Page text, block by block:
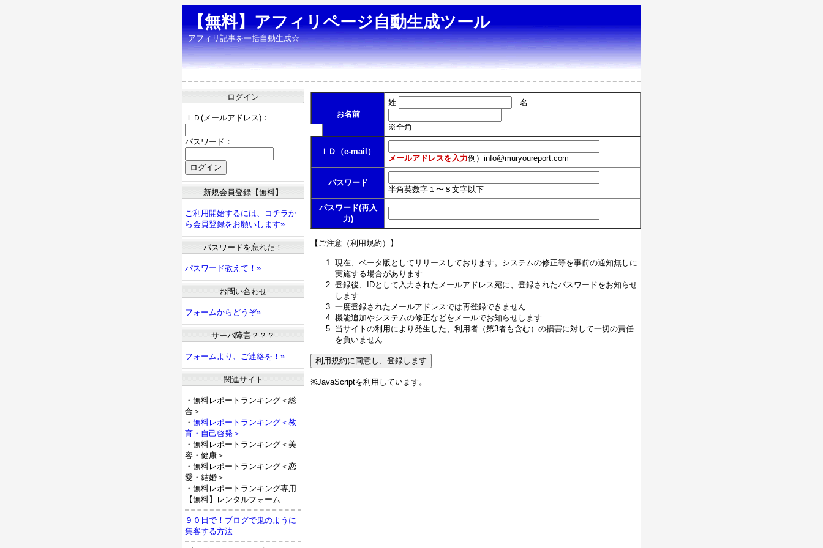
【無料】アフィリページ自動生成ツール
アフィリ記事を一括自動生成☆
お名前
姓 名
※全角
ＩＤ（e-mail）
メールアドレスを入力例） info@muryoureport.com
パスワード
半角英数字１〜８文字以下
パスワード(再入
力)
【ご注意（利用規約）】
現在、ベータ版としてリリースしております。システムの修正等を事前の通知無しに
実施する場合があります
登録後、IDとして入力されたメールアドレス宛に、登録されたパスワードをお知らせ
します
一度登録されたメールアドレスでは再登録できません
機能追加やシステムの修正などをメールでお知らせします
当サイトの利用により発生した、利用者（第3者も含む）の損害に対して一切の責任
を負いません
※JavaScriptを利用しています。
ログイン
ＩＤ(メールアドレス)：
パスワード：
新規会員登録【無料】
ご利用開始するには、コチラか
ら会員登録をお願いします»
パスワードを忘れた！
パスワード教えて！»
お問い合わせ
フォームからどうぞ»
サーバ障害？？？
フォームより、ご連絡を！»
関連サイト
・無料レポートランキング＜総
合＞
・ 無料レポートランキング＜教
育・自己啓発＞
・無料レポートランキング＜美
容・健康＞
・無料レポートランキング＜恋
愛・結婚＞
・無料レポートランキング専用
【無料】レンタルフォーム
９０日で！ブログで鬼のように
集客する方法